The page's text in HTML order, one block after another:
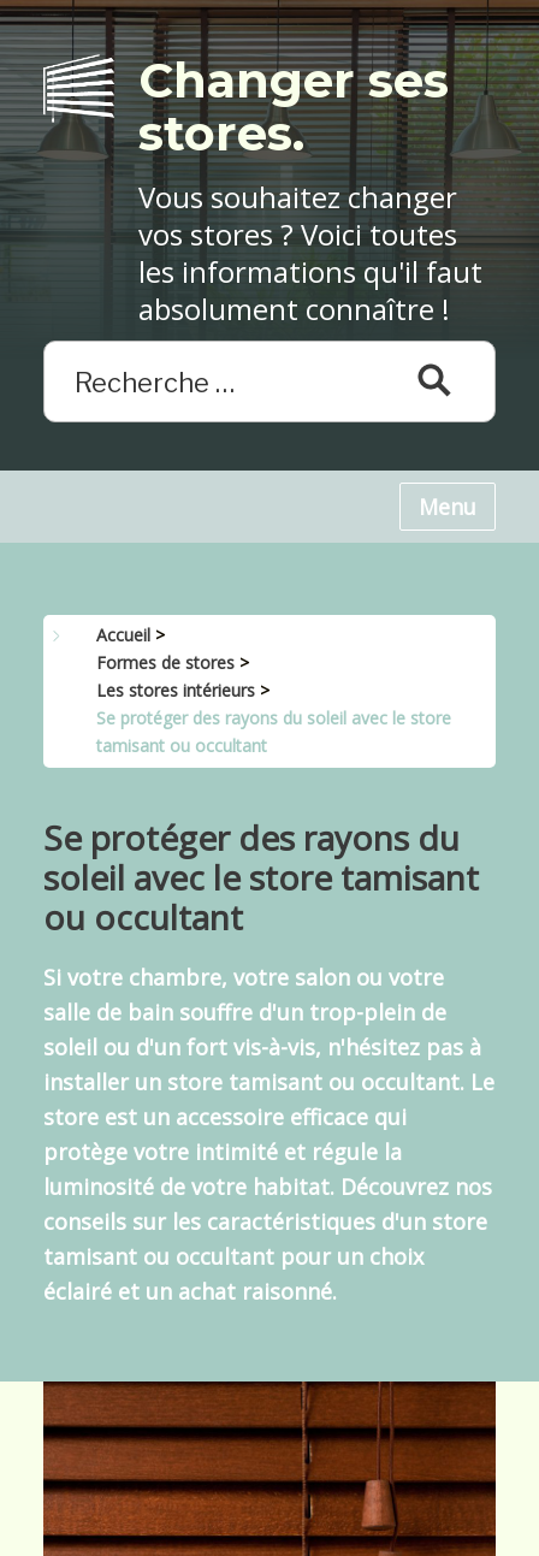
Menu
Changer ses
stores.
Vous souhaitez changer
vos stores ? Voici toutes
les informations qu'il faut
absolument connaître !
Accueil>
Formes de stores>
Les stores intérieurs>
Se protéger des rayons du soleil avec le store
tamisant ou occultant
Se protéger des rayons du
soleil avec le store tamisant
ou occultant
Si votre chambre, votre salon ou votre
salle de bain souffre d'un trop-plein de
soleil ou d'un fort vis-à-vis, n'hésitez pas à
installer un store tamisant ou occultant. Le
store est un accessoire efficace qui
protège votre intimité et régule la
luminosité de votre habitat. Découvrez nos
conseils sur les caractéristiques d'un store
tamisant ou occultant pour un choix
éclairé et un achat raisonné.